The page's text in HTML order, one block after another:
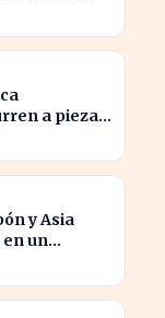
a piezas
y Asia
un